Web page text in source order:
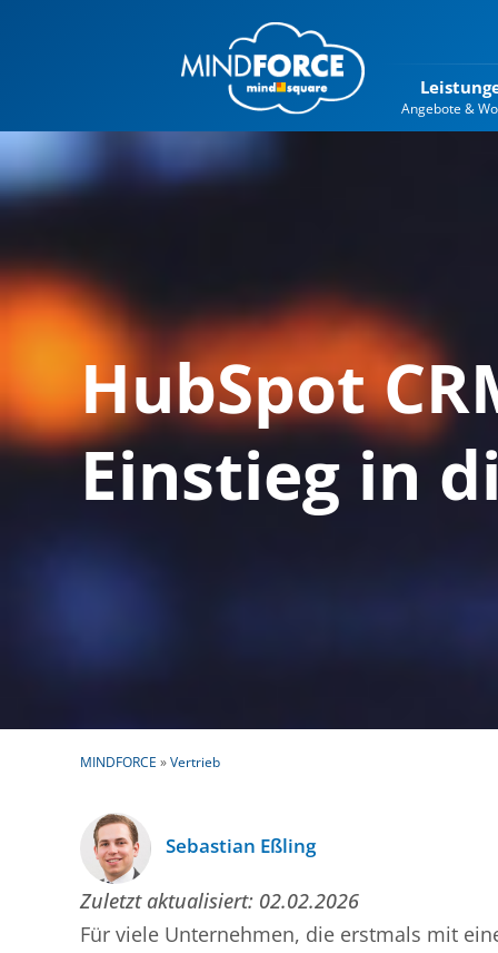
Angebote &
HubSpot
Einstieg in
MINDFORCE »Vertrieb
Sebastian Eßling
Zuletzt aktualisiert: 02.02.2026
Für viele Unternehmen, die erstmals mit